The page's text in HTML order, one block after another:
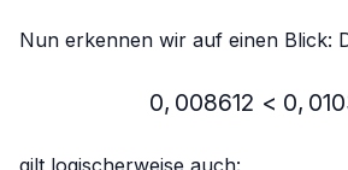
Nun erkennen wir auf einen Blick:
0, 008612 < 0,